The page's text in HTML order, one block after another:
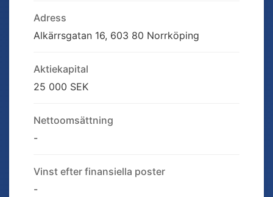
Adress
Alkärrsgatan 16, 603 80 Norrköping
Aktiekapital
25 000 SEK
Nettoomsättning
-
Vinst efter finansiella poster
-